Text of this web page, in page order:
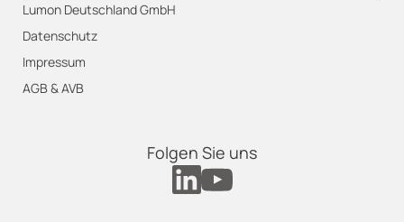
Lumon Deutschland GmbH
Datenschutz
Impressum
AGB & AVB
Folgen Sie uns